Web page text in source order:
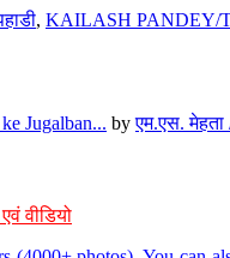
, KAILASH PANDEY/
Jugalban... byएम.एस.
वीडियो